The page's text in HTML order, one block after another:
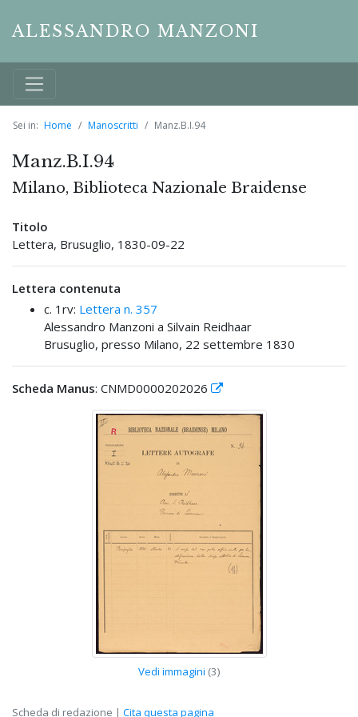
ALESSANDRO MANZONI
Sei in: Home Manoscritti Manz.B.I.94
Manz.B.I.94
Milano, Biblioteca Nazionale Braidense
Titolo
Lettera, Brusuglio, 1830-09-22
Lettera contenuta
c. 1rv: Lettera n. 357
Alessandro Manzoni a Silvain Reidhaar
Brusuglio, presso Milano, 22 settembre 1830
Scheda Manus: CNMD0000202026
Vedi immagini (3)
Scheda di redazione | Cita questa pagina